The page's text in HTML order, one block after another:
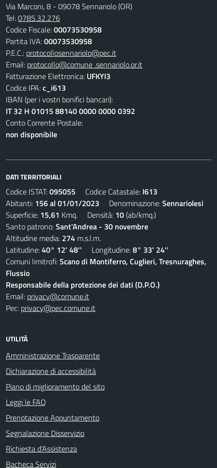
Via Marconi, 8 - 09078 Sennariolo (OR)
Tel:0785.32.276
Codice Fiscale:00073530958
Partita IVA:00073530958
P.E.C.: protocollosennariolo@pec.it
Email: protocollo@comune .sennariolo.or.it
Fatturazione Elettronica: UFKYI3
Codice IPA:c_i613
IBAN (per i vostri bonifici bancari):
IT 32 H 01015 88140 0000 0000 0392
Conto Corrente Postale:
non disponibile
DATI TERRITORIALI
Codice ISTAT:095055 Codice Catastale: I613
Abitanti: 156 al 01/01/2023 Denominazione:Sennariolesi
Superficie: 15,61 Kmq. Densità: 10(ab/kmq.)
Santo patrono:Sant'Andrea - 30 novembre
Altitudine media: 274 m.s.l.m.
Latitudine:40° 12' 48'' Longitudine:8° 33' 24''
Comuni limitrofi:Scano di Montiferro, Cuglieri, Tresnuraghes,
Flussio
Responsabile della protezione dei dati (D.P.O.)
Email: privacy@comune.it
Pec: privacy@pec.comune.it
UTILITÀ
Amministrazione Trasparente
Dichiarazione di accessibilità
Piano di miglioramento del sito
Leggi le FAQ
Prenotazione Appuntamento
Segnalazione Disservizio
Richiesta d'Assistenza
Bacheca Servizi